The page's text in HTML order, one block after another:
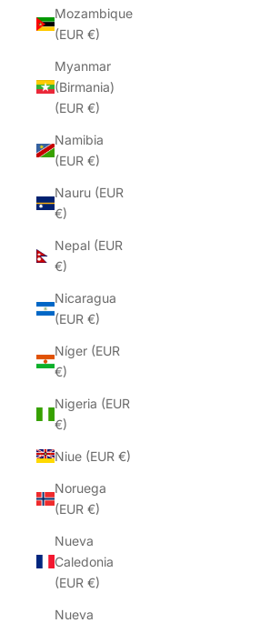
Mozambique
(EUR €)
Myanmar
(Birmania)
(EUR €)
Namibia
(EUR €)
Nauru (EUR
€)
Nepal (EUR
€)
Nicaragua
(EUR €)
Níger (EUR
€)
Nigeria (EUR
€)
Niue (EUR €)
Noruega
(EUR €)
Nueva
Caledonia
(EUR €)
Nueva